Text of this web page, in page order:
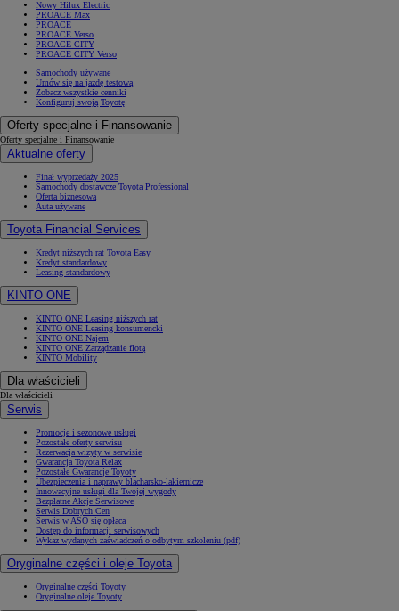
Nowy Hilux Electric
PROACE Max
PROACE
PROACE Verso
PROACE CITY
PROACE CITY Verso
Samochody używane
Umów się na jazdę testową
Zobacz wszystkie cenniki
Konfiguruj swoją Toyotę
Oferty specjalne i Finansowanie
Oferty specjalne i Finansowanie
Aktualne oferty
Finał wyprzedaży 2025
Samochody dostawcze Toyota Professional
Oferta biznesowa
Auta używane
Toyota Financial Services
Kredyt niższych rat Toyota Easy
Kredyt standardowy
Leasing standardowy
KINTO ONE
KINTO ONE Leasing niższych rat
KINTO ONE Leasing konsumencki
KINTO ONE Najem
KINTO ONE Zarządzanie flotą
KINTO Mobility
Dla właścicieli
Dla właścicieli
Serwis
Promocje i sezonowe usługi
Pozostałe oferty serwisu
Rezerwacja wizyty w serwisie
Gwarancja Toyota Relax
Pozostałe Gwarancje Toyoty
Ubezpieczenia i naprawy blacharsko-lakiernicze
Innowacyjne usługi dla Twojej wygody
Bezpłatne Akcje Serwisowe
Serwis Dobrych Cen
Serwis w ASO się opłaca
Dostęp do informacji serwisowych
Wykaz wydanych zaświadczeń o odbytym szkoleniu (pdf)
Oryginalne części i oleje Toyota
Oryginalne części Toyoty
Oryginalne oleje Toyoty